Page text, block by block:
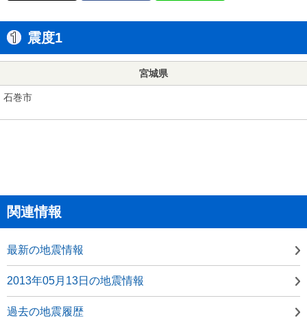
震度1
宮城県
石巻市
関連情報
最新の地震情報
2013年05月13日の地震情報
過去の地震履歴